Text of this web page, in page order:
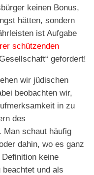
keinen Bonus,
hätten, sondern
ist Aufgabe
schützenden
gefordert!
wir jüdischen
beobachten wir,
in zu
des
Man schaut häufig
dahin, wo es ganz
keine
beachtet und als